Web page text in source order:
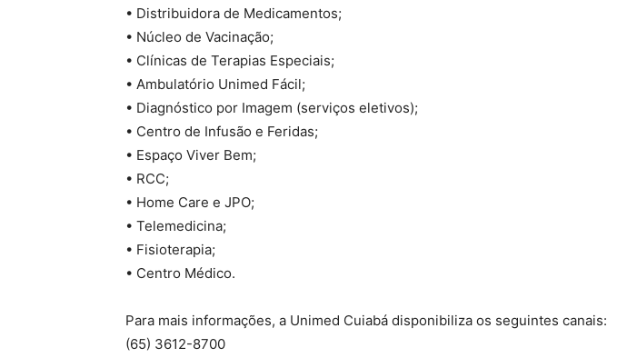
• Distribuidora de Medicamentos;
• Núcleo de Vacinação;
• Clínicas de Terapias Especiais;
• Ambulatório Unimed Fácil;
• Diagnóstico por Imagem (serviços eletivos);
• Centro de Infusão e Feridas;
• Espaço Viver Bem;
• RCC;
• Home Care e JPO;
• Telemedicina;
• Fisioterapia;
• Centro Médico.
Para mais informações, a Unimed Cuiabá disponibiliza os seguintes canais:
(65) 3612-8700